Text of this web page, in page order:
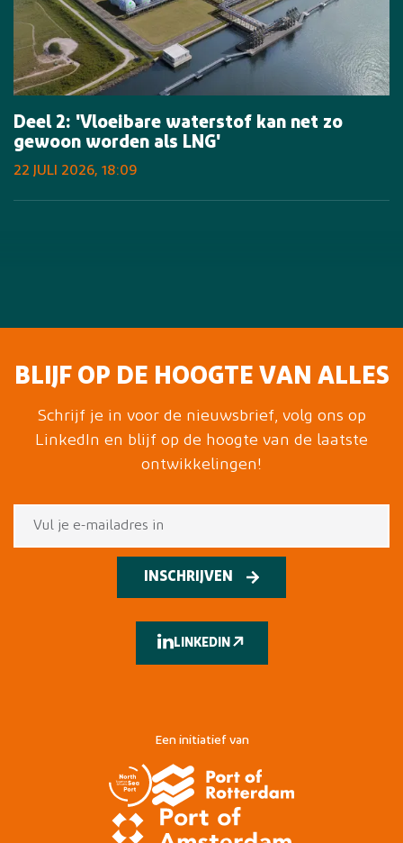
Deel 2: 'Vloeibare waterstof kan net zo
gewoon worden als LNG'
22 JULI 2026, 18:09
BLIJF OP DE HOOGTE VAN ALLES
Schrijf je in voor de nieuwsbrief, volg ons op
LinkedIn en blijf op de hoogte van de laatste
ontwikkelingen!
INSCHRIJVEN
LINKEDIN
Een initiatief van